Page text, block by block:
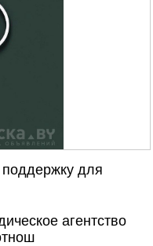
для
агентство